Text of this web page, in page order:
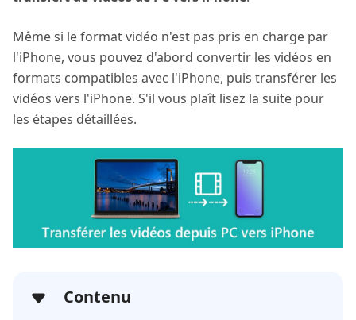
Même si le format vidéo n'est pas pris en charge par
l'iPhone, vous pouvez d'abord convertir les vidéos en
formats compatibles avec l'iPhone, puis transférer les
vidéos vers l'iPhone. S'il vous plaît lisez la suite pour
les étapes détaillées.
Contenu